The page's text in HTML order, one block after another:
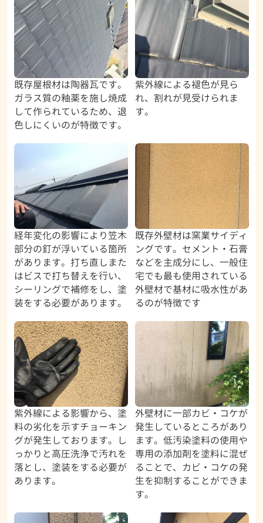
既存屋根材は陶器瓦です。
ガラス質の釉薬を施し焼成
して作られているため、退
色しにくいのが特徴です。
紫外線による褪色が見ら
れ、割れが見受けられま
す。
経年変化の影響により笠木
部分の釘が浮いている箇所
があります。打ち直しまた
はビスで打ち替えを行い、
シーリングで補修をし、塗
装をする必要があります。
既存外壁材は窯業サイディ
ングです。セメント・石膏
などを主成分にし、一般住
宅でも最も使用されている
外壁材で基材に吸水性があ
るのが特徴です
紫外線による影響から、塗
料の劣化を示すチョーキン
グが発生しております。し
っかりと高圧洗浄で汚れを
落とし、塗装をする必要が
あります。
外壁材に一部カビ・コケが
発生しているところがあり
ます。低汚染塗料の使用や
専用の添加剤を塗料に混ぜ
ることで、カビ・コケの発
生を抑制することができま
す。